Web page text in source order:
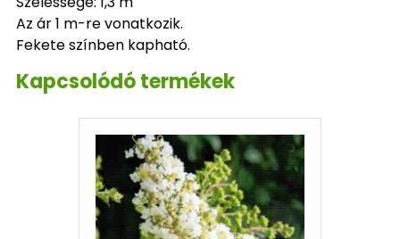
Az ár 1 m-re vonatkozik.
Fekete színben kapható.
Kapcsolódó termékek